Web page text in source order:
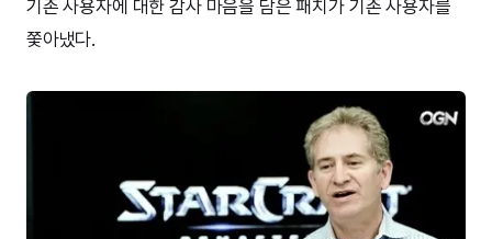
기존 사용자에 대한 감사 마음을 담은 패치가 기존 사용자를
쫓아냈다.